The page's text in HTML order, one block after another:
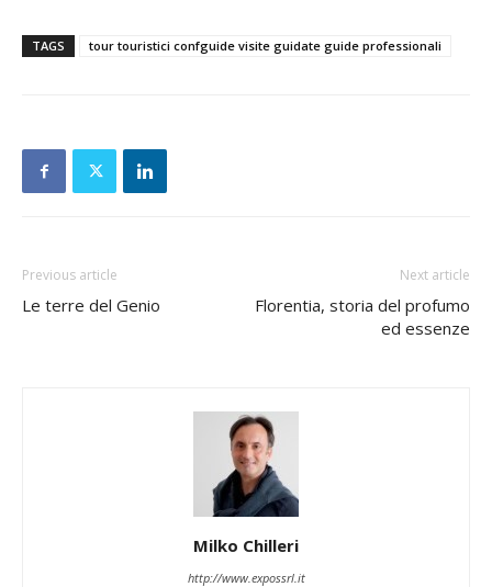
TAGS tour touristici confguide visite guidate guide professionali
Previous article
Le terre del Genio
Next article
Florentia, storia del profumo
ed essenze
Milko Chilleri
http://www.expossrl.it